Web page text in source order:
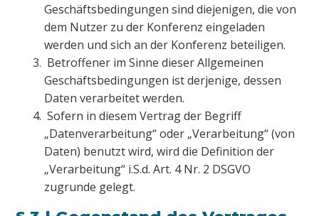
Geschäftsbedingungen sind diejenigen, die von
dem Nutzer zu der Konferenz eingeladen
werden und sich an der Konferenz beteiligen.
Betroffener im Sinne dieser Allgemeinen
Geschäftsbedingungen ist derjenige, dessen
Daten verarbeitet werden.
Sofern in diesem Vertrag der Begriff
„Datenverarbeitung“ oder „Verarbeitung“ (von
Daten) benutzt wird, wird die Definition der
„Verarbeitung“ i.S.d. Art. 4 Nr. 2 DSGVO
zugrunde gelegt.